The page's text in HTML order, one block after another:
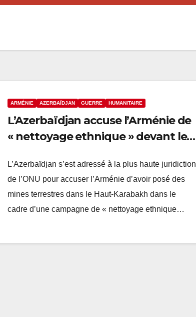
ARMÉNIE AZERBAÏDJAN GUERRE HUMANITAIRE
L’Azerbaïdjan accuse l’Arménie de
« nettoyage ethnique » devant le
arménienne
L’Azerbaïdjan s’est adressé à la plus haute juridiction
de l’ONU pour accuser l’Arménie d’avoir posé des
mines terrestres dans le Haut-Karabakh dans le
cadre d’une campagne de « nettoyage ethnique…